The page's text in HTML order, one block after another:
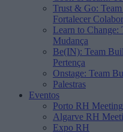
Trust & Go:
Fortalecer
Learn to Change:
Mudança
Be(IN): Team
Pertença
Onstage: Team
Palestras
Eventos
Porto RH Meeting
Algarve RH
Expo RH